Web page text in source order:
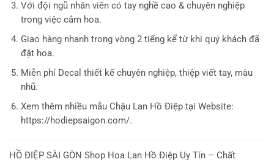
Với đội ngũ nhân viên có tay nghề cao & chuyên nghiệp
trong việc cắm hoa.
Giao hàng nhanh trong vòng 2 tiếng kể từ khi quý khách đã
đặt hoa.
Miễn phí Decal thiết kế chuyên nghiệp, thiệp viết tay, màu
nhũ.
Xem thêm nhiều mẫu Chậu Lan Hồ Điệp tại Website:
https://hodiepsaigon.com/.
HỒ ĐIỆP SÀI GÒN Shop Hoa Lan Hồ Điệp Uy Tín – Chất